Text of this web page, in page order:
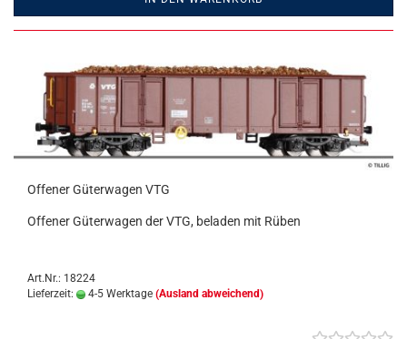
Offener Güterwagen VTG
Offener Güterwagen der VTG, beladen mit Rüben
Art.Nr.: 18224
Lieferzeit:
4-5 Werktage (Ausland abweichend)